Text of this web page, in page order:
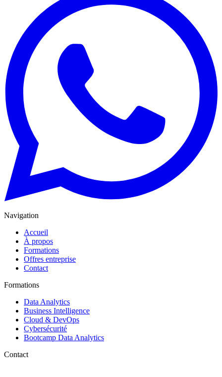
Navigation
Accueil
À propos
Formations
Offres entreprise
Contact
Formations
Data Analytics
Business Intelligence
Cloud & DevOps
Cybersécurité
Bootcamp Data Analytics
Contact